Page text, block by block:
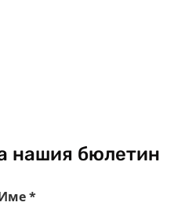
нашия бюлетин
*